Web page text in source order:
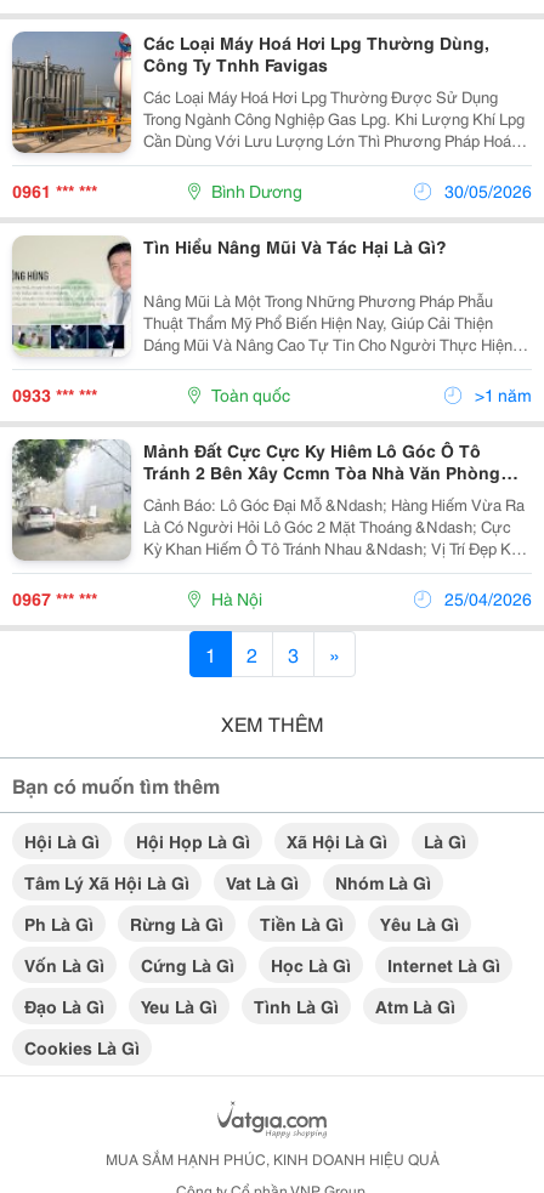
Các Loại Máy Hoá Hơi Lpg Thường Dùng,
Công Ty Tnhh Favigas
Các Loại Máy Hoá Hơi Lpg Thường Được Sử Dụng
Trong Ngành Công Nghiệp Gas Lpg. Khi Lượng Khí Lpg
Cần Dùng Với Lưu Lượng Lớn Thì Phương Pháp Hoá
Hơi Tự Nhiên Không Thể Nào Đáp Ứng Đủ Nhu Cầu. Vì
Vậy, Công Nghệ Hoá Hơi Lpg Ra Đời. Máy Hoá Hơi Là
0961 *** *** Bình Dương 30/05/2026
Tìn Hiểu Nâng Mũi Và Tác Hại Là Gì?
Nâng Mũi Là Một Trong Những Phương Pháp Phẫu
Thuật Thẩm Mỹ Phổ Biến Hiện Nay, Giúp Cải Thiện
Dáng Mũi Và Nâng Cao Tự Tin Cho Người Thực Hiện.
Tuy Nhiên, Bên Cạnh Những Lợi Ích Về Thẩm Mỹ, Nâng
Mũi Cũng Tiềm Ẩn Một Số Tác Hại Nếu Không Được
Thực Hiện...
0933 *** *** Toàn quốc >1 năm
Mảnh Đất Cực Cực Ky Hiêm Lô Góc Ô Tô
Tránh 2 Bên Xây Ccmn Tòa Nhà Văn Phòng
Nhà Ở Tuyệt Đẹp
Cảnh Báo: Lô Góc Đại Mỗ &Ndash; Hàng Hiếm Vừa Ra
Là Có Người Hỏi Lô Góc 2 Mặt Thoáng &Ndash; Cực
Kỳ Khan Hiếm Ô Tô Tránh Nhau &Ndash; Vị Trí Đẹp Khó
Tìm Xây Ccmn / Văn Phòng / Ở Đều Ra Tiền Dòng Tiền
Khai Thác Cực Ổn &Ndash; Khu Này...
0967 *** *** Hà Nội 25/04/2026
1 2 3 »
XEM THÊM
Bạn có muốn tìm thêm
Hội Là Gì Hội Họp Là Gì Xã Hội Là Gì
Là Gì
Tâm Lý Xã Hội Là Gì
Vat Là Gì
Nhóm Là Gì
Ph Là Gì
Rừng Là Gì Tiền Là Gì
Yêu Là Gì
Vốn Là Gì
Cứng Là Gì Học Là Gì
Internet Là Gì
Đạo Là Gì
Yeu Là Gì Tình Là Gì
Atm Là Gì
Cookies Là Gì
MUA SẮM HẠNH PHÚC, KINH DOANH HIỆU QUẢ